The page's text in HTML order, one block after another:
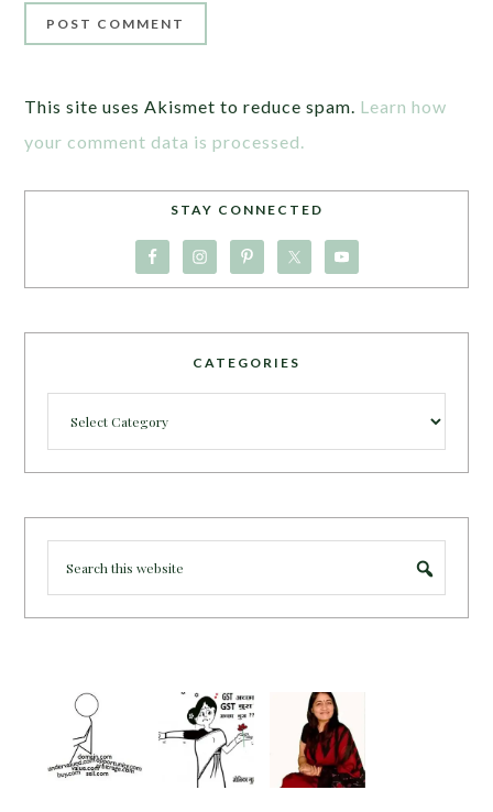
This site uses Akismet to reduce spam. Learn how
your comment data is processed.
STAY CONNECTED
CATEGORIES